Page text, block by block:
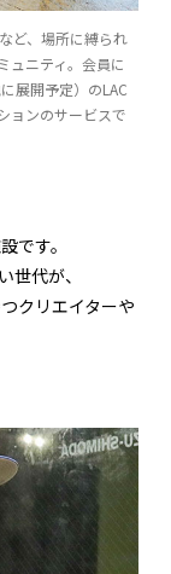
ど、場所に縛られ
ュニティ。会員に
展開予定）のLAC
ョンのサービスで
です。
世代が、
クリエイターや